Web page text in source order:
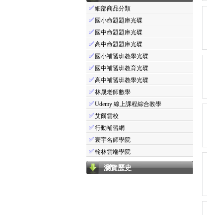
✅細部商品分類
✅ 國小命題題庫光碟
✅ 國中命題題庫光碟
✅高中命題題庫光碟
✅ 國小補習班教學光碟
✅ 國中補習班教育光碟
✅高中補習班教學光碟
✅林晟老師數學
✅Udemy 線上課程綜合教學
✅艾爾雲校
✅行動補習網
✅寰宇名師學院
✅翰林雲端學院
瀏覽歷史